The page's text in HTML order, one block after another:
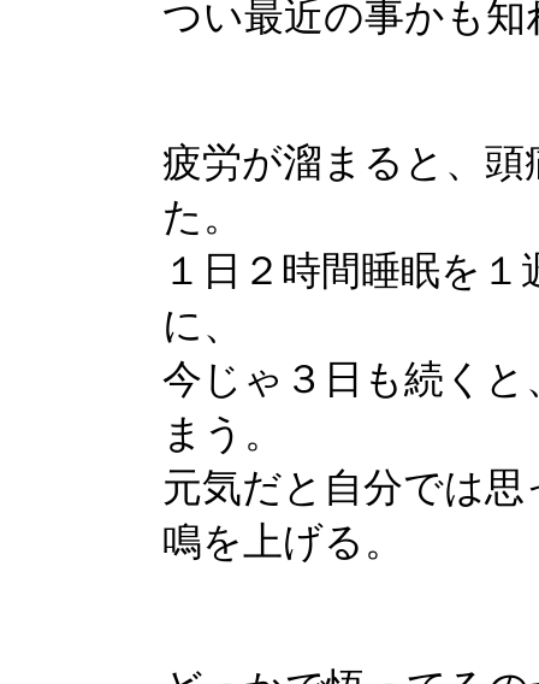
つい最近の事かも知
疲労が溜まると、
た。
１日２時間睡眠を
に、
今じゃ３日も続く
まう。
元気だと自分では
鳴を上げる。